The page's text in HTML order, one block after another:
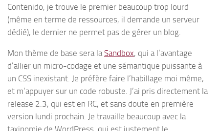
Contenido, je trouve le premier beaucoup trop lourd
(même en terme de ressources, il demande un serveur
dédié), le dernier ne permet pas de gérer un blog.
Mon thème de base sera la Sandbox, qui a l’avantage
d’allier un micro-codage et une sémantique puissante à
un CSS inexistant. Je préfère faire l’habillage moi même,
et m’appuyer sur un code robuste. J’ai pris directement la
release 2.3, qui est en RC, et sans doute en première
version lundi prochain. Je travaille beaucoup avec la
taxinomie de WordPress, qui est justement le